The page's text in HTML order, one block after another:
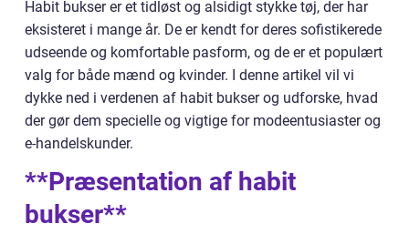
Habit bukser er et tidløst og alsidigt stykke tøj, der har
eksisteret i mange år. De er kendt for deres sofistikerede
udseende og komfortable pasform, og de er et populært
valg for både mænd og kvinder. I denne artikel vil vi
dykke ned i verdenen af habit bukser og udforske, hvad
der gør dem specielle og vigtige for modeentusiaster og
e-handelskunder.
**Præsentation af habit
bukser**